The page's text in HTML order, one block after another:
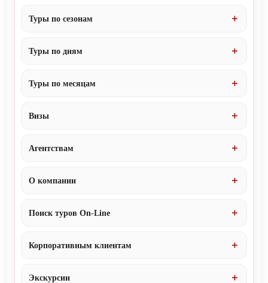
Туры по сезонам
Туры по дням
Туры по месяцам
Визы
Агентствам
О компании
Поиск туров On-Line
Корпоративным клиентам
Экскурсии